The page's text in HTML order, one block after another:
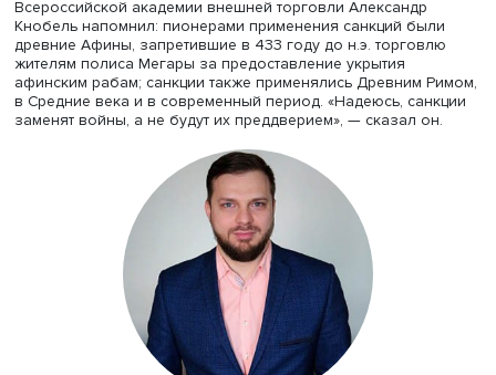
Игорь Макаров
Директор Института международной экономики и
Всероссийской академии внешней торговли Александр
Кнобель напомнил: пионерами применения санкций
древние Афины, запретившие в 433 году до н.э.
жителям полиса Мегары за предоставление укрытия
афинским рабам; санкции также применялись Древним
в Средние века и в современный период. «Надеюсь,
заменят войны, а не будут их преддверием», — сказал